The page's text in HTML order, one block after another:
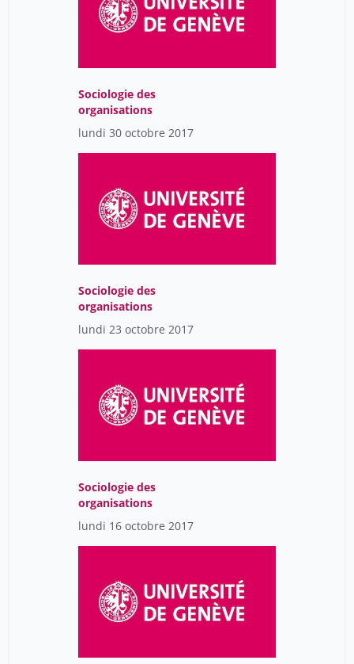
Sociologie des
organisations
lundi 30 octobre 2017
Sociologie des
organisations
lundi 23 octobre 2017
Sociologie des
organisations
lundi 16 octobre 2017